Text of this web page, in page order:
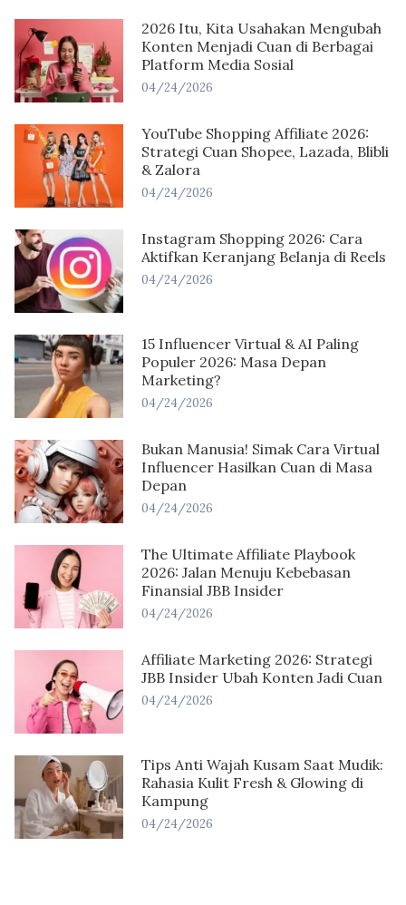
2026 Itu, Kita Usahakan Mengubah
Konten Menjadi Cuan di Berbagai
Platform Media Sosial
04/24/2026
YouTube Shopping Affiliate 2026:
Strategi Cuan Shopee, Lazada, Blibli
& Zalora
04/24/2026
Instagram Shopping 2026: Cara
Aktifkan Keranjang Belanja di Reels
04/24/2026
15 Influencer Virtual & AI Paling
Populer 2026: Masa Depan
Marketing?
04/24/2026
Bukan Manusia! Simak Cara Virtual
Influencer Hasilkan Cuan di Masa
Depan
04/24/2026
The Ultimate Affiliate Playbook
2026: Jalan Menuju Kebebasan
Finansial JBB Insider
04/24/2026
Affiliate Marketing 2026: Strategi
JBB Insider Ubah Konten Jadi Cuan
04/24/2026
Tips Anti Wajah Kusam Saat Mudik:
Rahasia Kulit Fresh & Glowing di
Kampung
04/24/2026